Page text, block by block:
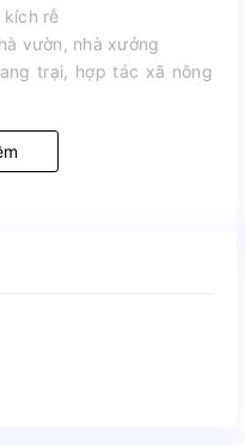
kích rễ
vườn, nhà xưởng
trại, hợp tác xã nông